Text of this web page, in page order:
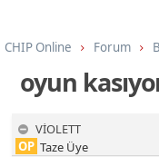
CHIP Online Forum
oyun
VİOLETT
OP Taze Üye